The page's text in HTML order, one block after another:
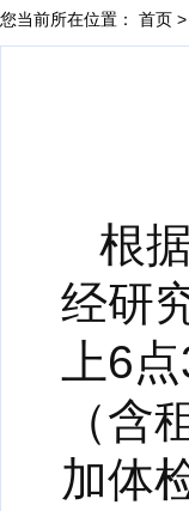
您当前所在位置： 首页 >
根
经研
上6
（
加体